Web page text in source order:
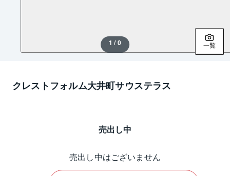
1 / 0 一覧
クレストフォルム大井町サウステラス
売出し中
売出し中はございません